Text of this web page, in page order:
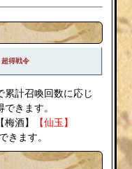
超得戦令
累計召喚回数に応じ
きます。
酒】
【仙玉】
きます。